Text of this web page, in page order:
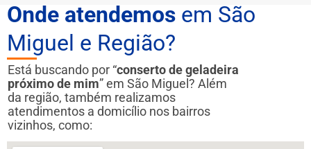
Onde atendemos em São
Miguel e Região?
Está buscando por “conserto de geladeira
próximo de mim” em São Miguel? Além
da região, também realizamos
atendimentos a domicílio nos bairros
vizinhos, como: